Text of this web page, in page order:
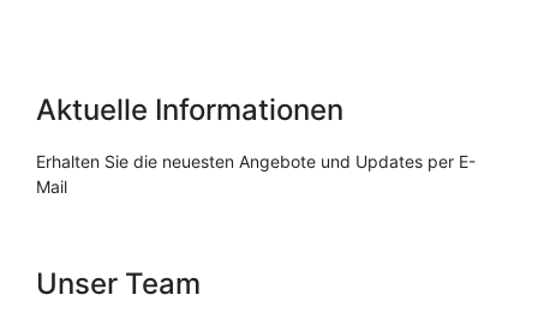
Aktuelle Informationen
Erhalten Sie die neuesten Angebote und Updates per E-
Mail
Unser Team